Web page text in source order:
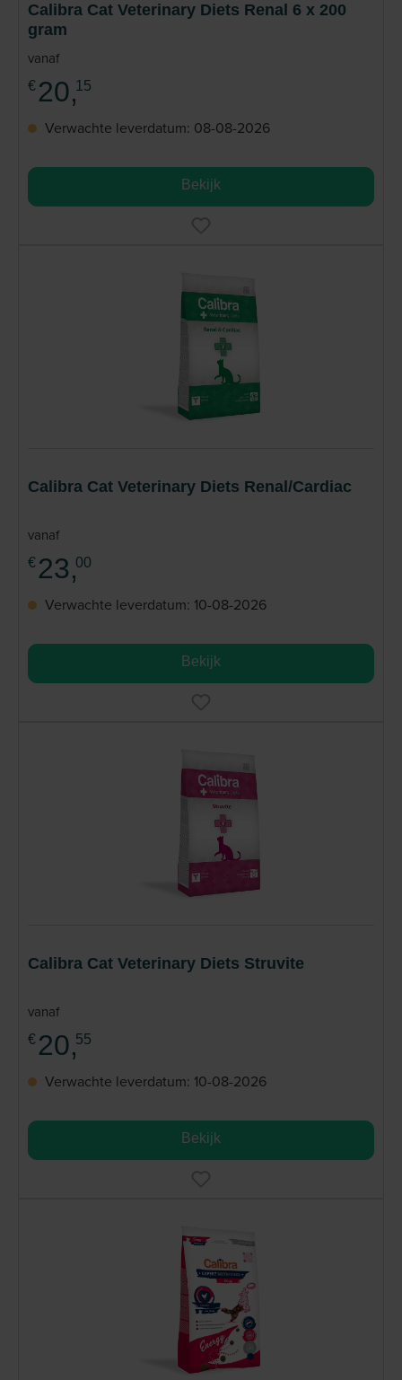
Calibra Cat Veterinary Diets Renal 6 x 200
gram
vanaf
€ 20,15
Verwachte leverdatum: 08-08-2026
Bekijk
Calibra Cat Veterinary Diets Renal/Cardiac
vanaf
€ 23,00
Verwachte leverdatum: 10-08-2026
Bekijk
Calibra Cat Veterinary Diets Struvite
vanaf
€ 20,55
Verwachte leverdatum: 10-08-2026
Bekijk